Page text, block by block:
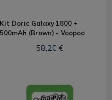
Kit Doric Galaxy 1800 +
500mAh (Brown) - Voopoo
58,20 €